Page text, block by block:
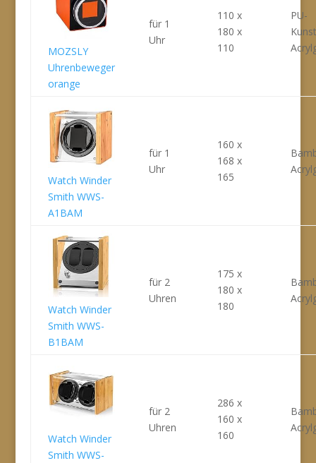
MOZSLY
Uhrenbeweger
orange
für 1
Uhr
110 x
180 x
110
PU-
Watch Winder
Smith WWS-
A1BAM
für 1
Uhr
160 x
168 x
165
Watch Winder
Smith WWS-
B1BAM
für 2
Uhren
175 x
180 x
180
Watch Winder
Smith WWS-
für 2
Uhren
286 x
160 x
160